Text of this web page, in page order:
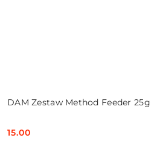
DAM Zestaw Method Feeder
Cena:
15.00